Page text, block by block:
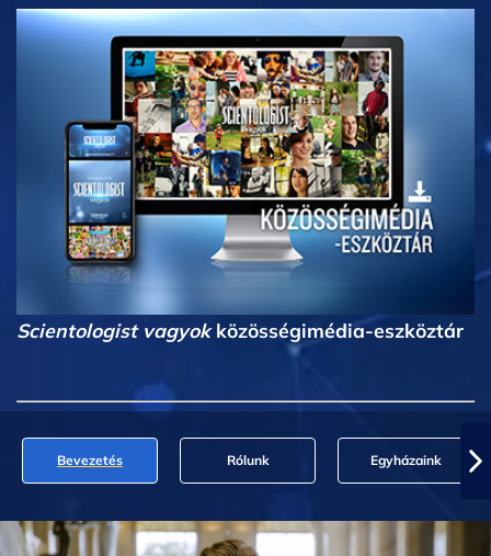
Scientologist vagyokközösségimédia-eszköztár
Bevezetés Rólunk Egyházaink